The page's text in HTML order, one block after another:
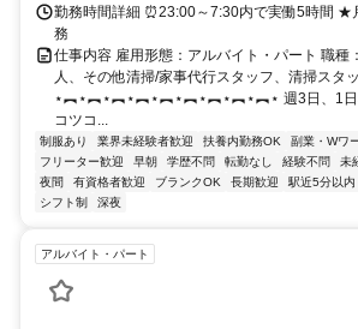
勤務時間詳細 ⏰23:00～7:30内で実働5時間 ★
務
仕事内容 雇用形態：アルバイト・パート 職種
人、その他清掃/家事代行スタッフ、清掃スタ
⋆︻⋆︻⋆︻⋆︻⋆︻⋆︻⋆︻⋆︻⋆︻⋆ 週3日、1
コツコ...
制服あり 業界未経験者歓迎 扶養内勤務OK 副業・Wワ
フリーター歓迎
早朝 学歴不問 転勤なし 経験不問 未
夜間
有資格者歓迎 ブランクOK 長期歓迎 駅近5分以内
シフト制
深夜
アルバイト・パート